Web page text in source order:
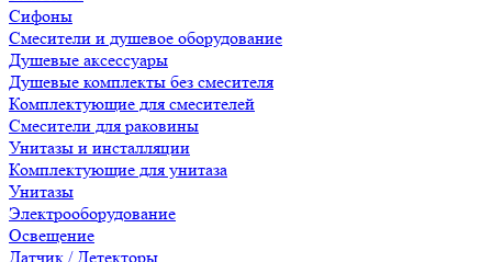
Сифоны
Смесители и душевое оборудование
Душевые аксессуары
Душевые комплекты без смесителя
Комплектующие для смесителей
Смесители для раковины
Унитазы и инсталляции
Комплектующие для унитаза
Унитазы
Электрооборудование
Освещение
Датчик / Детекторы